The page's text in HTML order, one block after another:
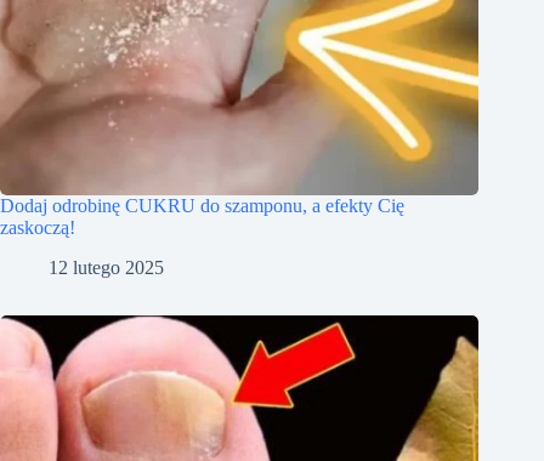
Dodaj odrobinę CUKRU do szamponu, a efekty Cię
zaskoczą!
12 lutego 2025